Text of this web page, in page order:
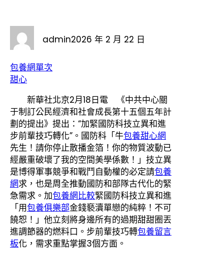
admin2026 年 2 月 22 日
包養網單次
甜心
新華社北京2月18日電 《中共中心關
于制訂公民經濟和社會成長第十五個五年計
劃的提出》提出：“加緊國防科技立異和進
步前輩技巧轉化”。國防科「牛包養甜心網
先生！請你停止散播金箔！你的物質波動已
經嚴重破壞了我的空間美學係數！」技立異
是博得軍事競爭和戰鬥自動權的必定請包養
網求，也是周全推動國防和部隊古代化的緊
急需求。加包養網比較緊國防科技立異和進
「用包養俱樂部金錢褻瀆單戀的純粹！不可
饒恕！」他立刻將身邊所有的過期甜甜圈丟
進調節器的燃料口。步前輩技巧轉包養留言
板化，需求重點掌握3個方面。